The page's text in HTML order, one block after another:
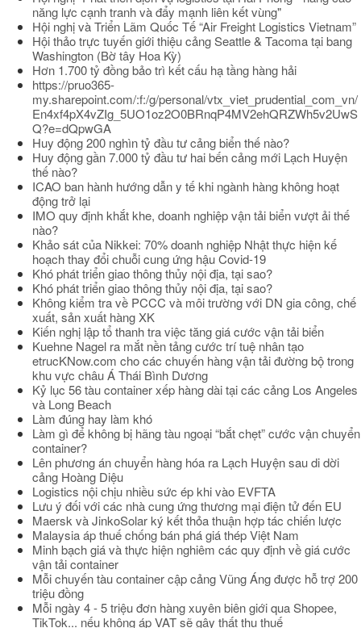
năng lực cạnh tranh và đẩy mạnh liên kết vùng"
Hội nghị và Triển Lãm Quốc Tế “Air Freight Logistics Vietnam”
Hội thảo trực tuyến giới thiệu cảng Seattle & Tacoma tại bang
Washington (Bờ tây Hoa Kỳ)
Hơn 1.700 tỷ đồng bảo trì kết cấu hạ tầng hàng hải
https://pruo365-
my.sharepoint.com/:f:/g/personal/vtx_viet_prudential_com_vn/
En4xf4pX4vZIg_5UO1oz2O0BRnqP4MV2ehQRZWh5v2UwS
Q?e=dQpwGA
Huy động 200 nghìn tỷ đầu tư cảng biển thế nào?
Huy động gần 7.000 tỷ đầu tư hai bến cảng mới Lạch Huyện
thế nào?
ICAO ban hành hướng dẫn y tế khi ngành hàng không hoạt
động trở lại
IMO quy định khắt khe, doanh nghiệp vận tải biển vượt ải thế
nào?
Khảo sát của Nikkei: 70% doanh nghiệp Nhật thực hiện kế
hoạch thay đổi chuỗi cung ứng hậu Covid-19
Khó phát triển giao thông thủy nội địa, tại sao?
Khó phát triển giao thông thủy nội địa, tại sao?
Không kiểm tra về PCCC và môi trường với DN gia công, chế
xuất, sản xuất hàng XK
Kiến nghị lập tổ thanh tra việc tăng giá cước vận tải biển
Kuehne Nagel ra mắt nền tảng cước trí tuệ nhân tạo
etrucKNow.com cho các chuyến hàng vận tải đường bộ trong
khu vực châu Á Thái Bình Dương
Kỷ lục 56 tàu container xếp hàng dài tại các cảng Los Angeles
và Long Beach
Làm đúng hay làm khó
Làm gì để không bị hãng tàu ngoại “bắt chẹt” cước vận chuyển
container?
Lên phương án chuyển hàng hóa ra Lạch Huyện sau di dời
cảng Hoàng Diệu
Logistics nội chịu nhiều sức ép khi vào EVFTA
Lưu ý đối với các nhà cung ứng thương mại điện tử đến EU
Maersk và JinkoSolar ký kết thỏa thuận hợp tác chiến lược
Malaysia áp thuế chống bán phá giá thép Việt Nam
Minh bạch giá và thực hiện nghiêm các quy định về giá cước
vận tải container
Mỗi chuyến tàu container cập cảng Vũng Áng được hỗ trợ 200
triệu đồng
Mỗi ngày 4 - 5 triệu đơn hàng xuyên biên giới qua Shopee,
TikTok... nếu không áp VAT sẽ gây thất thu thuế